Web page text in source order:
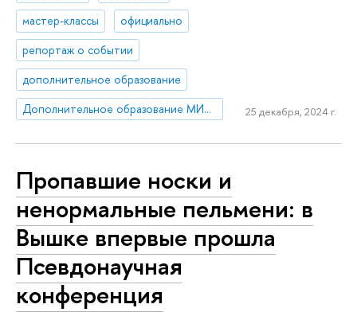
мастер-классы
официально
репортаж о событии
дополнительное образование
Дополнительное образование МИЭМ НИУ ВШЭ
25 декабря, 2024 г.
Пропавшие носки и
ненормальные пельмени: в
Вышке впервые прошла
Псевдонаучная
конференция